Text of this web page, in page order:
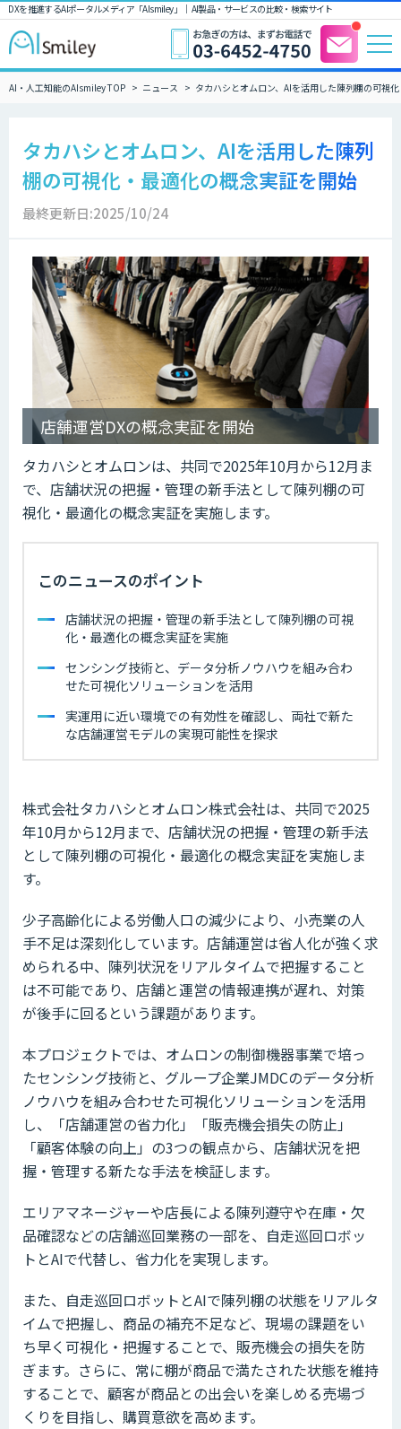
DXを推進するAIポータルメディア「AIsmiley」｜ AI製品・サービスの比較・検索サイト
AI・人工知能のAIsmiley TOP ニュース タカハシとオムロン、AIを活用した陳列棚の可視
タカハシとオムロン、AIを活用した陳列
棚の可視化・最適化の概念実証を開始
最終更新日:2025/10/24
店舗運営DXの概念実証を開始
タカハシとオムロンは、共同で2025年10月から12月ま
で、店舗状況の把握・管理の新手法として陳列棚の可
視化・最適化の概念実証を実施します。
このニュースのポイント
店舗状況の把握・管理の新手法として陳列棚の可視
化・最適化の概念実証を実施
センシング技術と、データ分析ノウハウを組み合わ
せた可視化ソリューションを活用
実運用に近い環境での有効性を確認し、両社で新た
な店舗運営モデルの実現可能性を探求
株式会社タカハシとオムロン株式会社は、共同で2025
年10月から12月まで、店舗状況の把握・管理の新手法
として陳列棚の可視化・最適化の概念実証を実施しま
す。
少子高齢化による労働人口の減少により、小売業の人
手不足は深刻化しています。店舗運営は省人化が強く求
められる中、陳列状況をリアルタイムで把握すること
は不可能であり、店舗と運営の情報連携が遅れ、対策
が後手に回るという課題があります。
本プロジェクトでは、オムロンの制御機器事業で培っ
たセンシング技術と、グループ企業JMDCのデータ分析
ノウハウを組み合わせた可視化ソリューションを活用
し、「店舗運営の省力化」「販売機会損失の防止」
「顧客体験の向上」の3つの観点から、店舗状況を把
握・管理する新たな手法を検証します。
エリアマネージャーや店長による陳列遵守や在庫・欠
品確認などの店舗巡回業務の一部を、自走巡回ロボッ
トとAIで代替し、省力化を実現します。
また、自走巡回ロボットとAIで陳列棚の状態をリアルタ
イムで把握し、商品の補充不足など、現場の課題をい
ち早く可視化・把握することで、販売機会の損失を防
ぎます。さらに、常に棚が商品で満たされた状態を維持
することで、顧客が商品との出会いを楽しめる売場づ
くりを目指し、購買意欲を高めます。